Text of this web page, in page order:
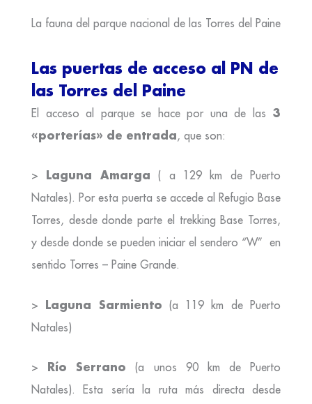
La fauna del parque nacional de las Torres del Paine
Las puertas de acceso al PN de
las Torres del Paine
El acceso al parque se hace por una de las 3
«porterías» de entrada, que son:
> Laguna Amarga( a 129 km de Puerto
Natales). Por esta puerta se accede al Refugio Base
Torres, desde donde parte el trekking Base Torres,
y desde donde se pueden iniciar el sendero “W” en
sentido Torres – Paine Grande.
> Laguna Sarmiento (a 119 km de Puerto
Natales)
> Río Serrano(a unos 90 km de Puerto
Natales). Esta sería la ruta más directa desde